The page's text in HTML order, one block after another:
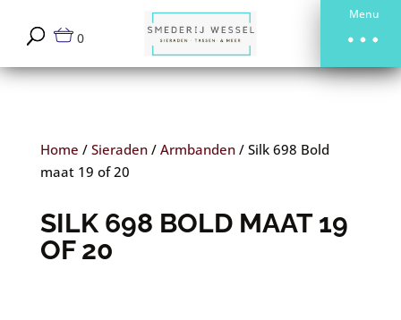
Menu
0
Home / Sieraden/ Armbanden/ Silk 698 Bold
maat 19 of 20
SILK 698 BOLD MAAT 19
OF 20